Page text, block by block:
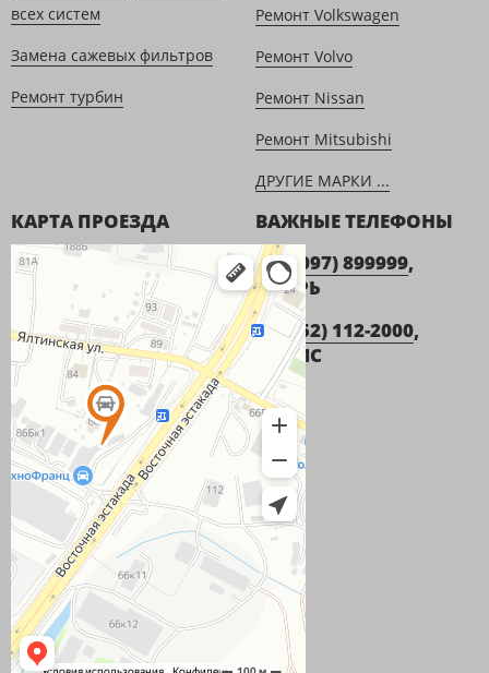
всех систем
Замена сажевых фильтров
Ремонт турбин
Ремонт Volkswagen
Ремонт Volvo
Ремонт Nissan
Ремонт Mitsubishi
ДРУГИЕ МАРКИ ...
КАРТА ПРОЕЗДА
ВАЖНЫЕ ТЕЛЕФОНЫ
+7 (9097) 899999,
ИГОРЬ
+7 (952) 112-2000,
ДЕНИС